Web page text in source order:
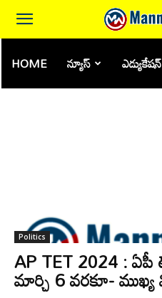
HOME న్యూస్ ఎడ్యుకేషన్
Tag: AP TET
Politics
AP TET 2024 : ఏపీ
మార్చి 6 వరకూ-